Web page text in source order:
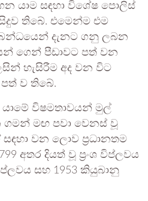
යාම සඳහා විශේෂ පොලිස්
තිබේ. එමෙන්ම එම
දැනට ගනු ලබන
ගෙන් පීඩාවට පත් වන
හැසිරීම අද වන විට
ව තිබේ.
විෂමතාවයන් මුල්
මඟ පවා වෙනස් වූ
වන ලොව ප්‍රධානතම
අතර දියත් වූ ප්‍රංශ විප්ලවය
සහ 1953 කියුබානු